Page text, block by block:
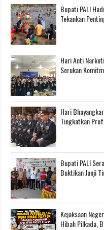
Bupati PALI
Tekankan
Hari Anti
Serukan
Hari
Tingkatkan
Bupati PALI
Buktikan Janji
Kejaksaan
Hibah Pilkada,